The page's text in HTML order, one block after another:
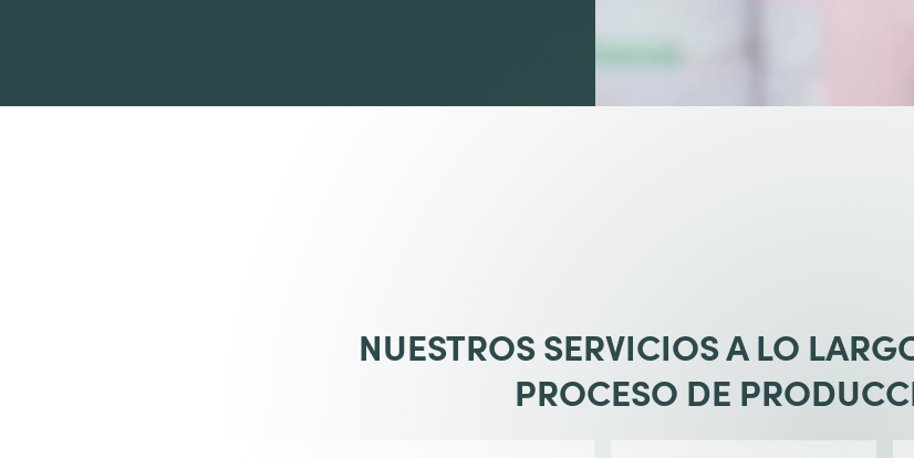
NUESTROS SERVICIOS A LO
PROCESO DE